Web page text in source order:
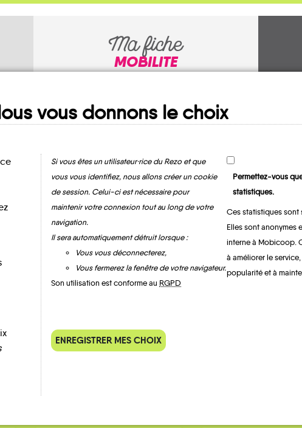
Ma fiche
MOBILITE
Jandun
QUELQUES
Témoignages
vous donnons le choix
Si vous êtes un utilisateur·rice du Rezo et que
vous vous identifiez, nous allons créer un cookie
de session. Celui-ci est nécessaire pour
maintenir votre connexion tout au long de votre
navigation.
Il sera automatiquement détruit lorsque :
Vous vous déconnecterez,
Vous fermerez la fenêtre de votre navigateur.
Son utilisation est conforme au RGPD
Permettez-vous
statistiques.
Ces statistiques sont
Elles sont anonymes
interne à Mobicoop.
à améliorer le
popularité et à
ENREGISTRER MES CHOIX